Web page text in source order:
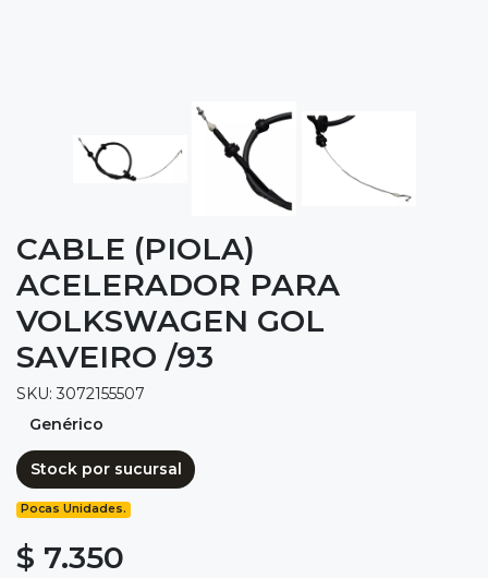
CABLE (PIOLA)
ACELERADOR PARA
VOLKSWAGEN GOL
SAVEIRO /93
SKU: 3072155507
Genérico
Stock por sucursal
Pocas Unidades.
$ 7.350